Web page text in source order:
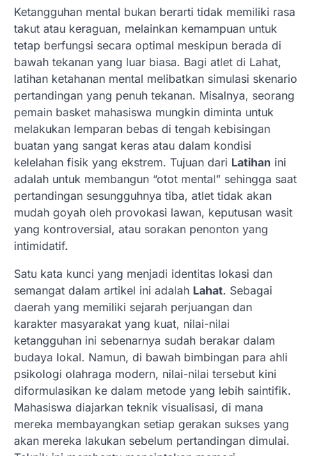
Ketangguhan mental bukan berarti tidak memiliki rasa
takut atau keraguan, melainkan kemampuan untuk
tetap berfungsi secara optimal meskipun berada di
bawah tekanan yang luar biasa. Bagi atlet di Lahat,
latihan ketahanan mental melibatkan simulasi skenario
pertandingan yang penuh tekanan. Misalnya, seorang
pemain basket mahasiswa mungkin diminta untuk
melakukan lemparan bebas di tengah kebisingan
buatan yang sangat keras atau dalam kondisi
kelelahan fisik yang ekstrem. Tujuan dari Latihan ini
adalah untuk membangun “otot mental” sehingga saat
pertandingan sesungguhnya tiba, atlet tidak akan
mudah goyah oleh provokasi lawan, keputusan wasit
yang kontroversial, atau sorakan penonton yang
intimidatif.
Satu kata kunci yang menjadi identitas lokasi dan
semangat dalam artikel ini adalah Lahat. Sebagai
daerah yang memiliki sejarah perjuangan dan
karakter masyarakat yang kuat, nilai-nilai
ketangguhan ini sebenarnya sudah berakar dalam
budaya lokal. Namun, di bawah bimbingan para ahli
psikologi olahraga modern, nilai-nilai tersebut kini
diformulasikan ke dalam metode yang lebih saintifik.
Mahasiswa diajarkan teknik visualisasi, di mana
mereka membayangkan setiap gerakan sukses yang
akan mereka lakukan sebelum pertandingan dimulai.